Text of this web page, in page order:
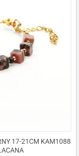
17-21CM KAM1088